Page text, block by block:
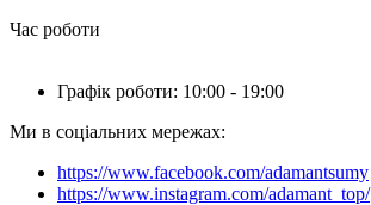
Час роботи
Графік роботи: 10:00 - 19:00
Ми в соціальних мережах:
https://www.facebook.com/adamantsumy
https://www.instagram.com/adamant_top/